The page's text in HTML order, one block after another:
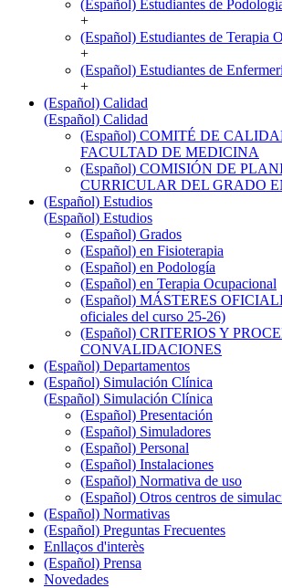
(Español) Estudiantes de
+
(Español) Estudiantes de Terapia
+
(Español) Estudiantes de
+
(Español) Calidad
(Español) Calidad
(Español) COMITÉ DE
FACULTAD DE MEDICINA
(Español) COMISIÓN DE
CURRICULAR DEL GRADO
(Español) Estudios
(Español) Estudios
(Español) Grados
(Español) en Fisioterapia
(Español) en Podología
(Español) en Terapia Ocupacional
(Español) MÁSTERES
oficiales del curso 25-26)
(Español) CRITERIOS Y
CONVALIDACIONES
(Español) Departamentos
(Español) Simulación Clínica
(Español) Simulación Clínica
(Español) Presentación
(Español) Simuladores
(Español) Personal
(Español) Instalaciones
(Español) Normativa de uso
(Español) Otros centros de
(Español) Normativas
(Español) Preguntas Frecuentes
Enllaços d'interès
(Español) Prensa
Novedades